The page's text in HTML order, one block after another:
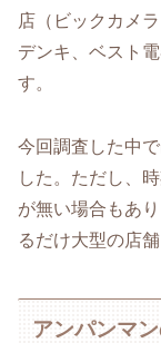
店（ビックカメ
デンキ、ベスト
す。
今回調査した中
した。ただし、
が無い場合もあ
るだけ大型の店
アンパンマ